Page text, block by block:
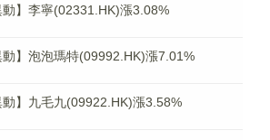
動】李寧(02331.HK)漲3.08%
動】泡泡瑪特(09992.HK)漲7.01%
動】九毛九(09922.HK)漲3.58%